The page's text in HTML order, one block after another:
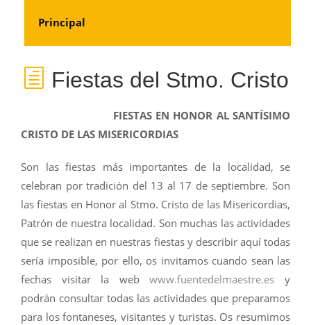
Principal
Fiestas del Stmo. Cristo
FIESTAS EN HONOR AL SANTÍSIMO
CRISTO DE LAS MISERICORDIAS
Son las fiestas más importantes de la localidad, se
celebran por tradición del 13 al 17 de septiembre. Son
las fiestas en Honor al Stmo. Cristo de las Misericordias,
Patrón de nuestra localidad. Son muchas las actividades
que se realizan en nuestras fiestas y describir aquí todas
sería imposible, por ello, os invitamos cuando sean las
fechas visitar la webwww.fuentedelmaestre.es y
podrán consultar todas las actividades que preparamos
para los fontaneses, visitantes y turistas. Os resumimos